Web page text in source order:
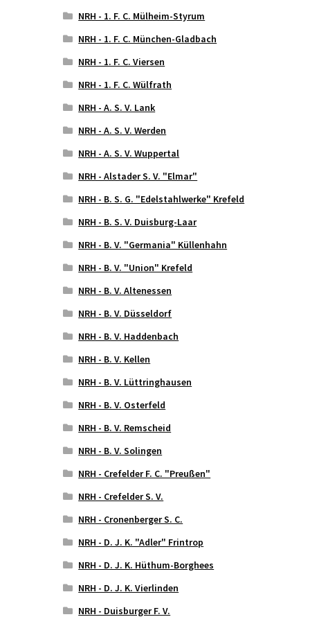
NRH - 1. F. C. Mülheim-Styrum
NRH - 1. F. C. München-Gladbach
NRH - 1. F. C. Viersen
NRH - 1. F. C. Wülfrath
NRH - A. S. V. Lank
NRH - A. S. V. Werden
NRH - A. S. V. Wuppertal
NRH - Alstader S. V. "Elmar"
NRH - B. S. G. "Edelstahlwerke" Krefeld
NRH - B. S. V. Duisburg-Laar
NRH - B. V. "Germania" Küllenhahn
NRH - B. V. "Union" Krefeld
NRH - B. V. Altenessen
NRH - B. V. Düsseldorf
NRH - B. V. Haddenbach
NRH - B. V. Kellen
NRH - B. V. Lüttringhausen
NRH - B. V. Osterfeld
NRH - B. V. Remscheid
NRH - B. V. Solingen
NRH - Crefelder F. C. "Preußen"
NRH - Crefelder S. V.
NRH - Cronenberger S. C.
NRH - D. J. K. "Adler" Frintrop
NRH - D. J. K. Hüthum-Borghees
NRH - D. J. K. Vierlinden
NRH - Duisburger F. V.